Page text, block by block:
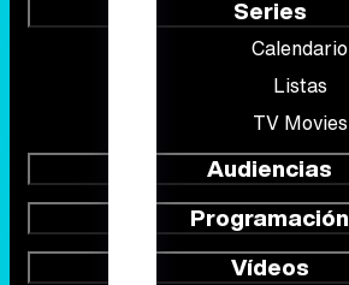
Series
Calendario
Listas
TV Movies
Audiencias
Programación
Vídeos